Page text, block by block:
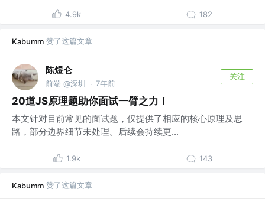
4.9k 182
Kabumm 赞了这篇文章
陈煜仑
前端 @深圳 · 7年前
关注
20道JS原理题助你面试一臂之力！
本文针对目前常见的面试题，仅提供了相应的核心原理及思
路，部分边界细节未处理。后续会持续更...
1.9k 143
Kabumm 赞了这篇文章